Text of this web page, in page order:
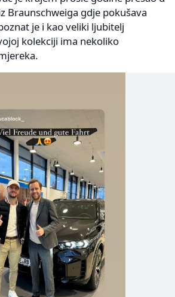
Braunschweiga gdje pokušava
je i kao veliki ljubitelj
kolekciji ima nekoliko